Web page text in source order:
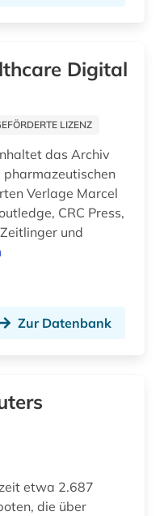
elektronisches publizieren (2)
empirische kulturwissenschaft (1)
energiebewusstes bauen (1)
Digital
LIZENZ
das Archiv
Verlage Marcel
CRC Press,
und
Zur Datenbank
die über